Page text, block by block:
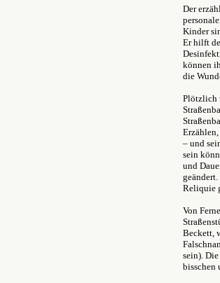
Der
Kinder
Er hilft
können
die
Plötzlich
– und
sein
und
Reliquie
Von
Beckett,
sein).
bisschen